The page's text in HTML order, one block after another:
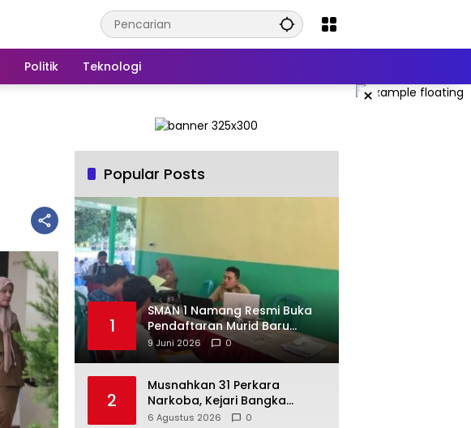
Politik Teknologi
×
Popular Posts
1
SMAN 1 Namang Resmi Buka
Pendaftaran Murid Baru
2026/2027
9 Juni 2026 0
2
Musnahkan 31 Perkara
Narkoba, Kejari Bangka
Tengah Tegaskan Komitmen
6 Agustus 2026 0